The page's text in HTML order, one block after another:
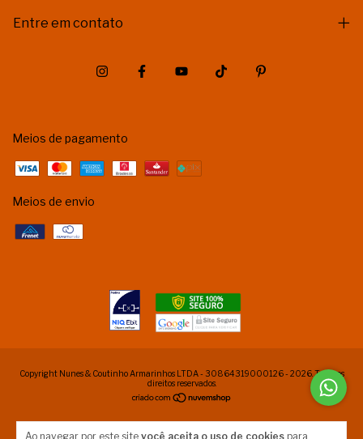
Ao navegar por este site você aceita o uso de cookies para
Entre em contato
Meios de pagamento
Meios de envio
Copyright Nunes & Coutinho Armarinhos LTDA - 30864319000126 - 2026. Todos os
direitos reservados.